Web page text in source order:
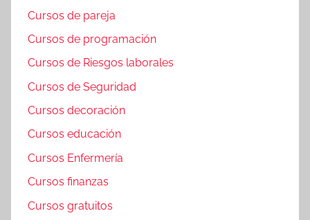
Cursos de pareja
Cursos de programación
Cursos de Riesgos laborales
Cursos de Seguridad
Cursos decoración
Cursos educación
Cursos Enfermería
Cursos finanzas
Cursos gratuitos